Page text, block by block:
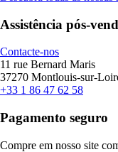
Assistência pós-
Contacte-nos
11 rue Bernard Maris
37270 Montlouis-sur-
+33 1 86 47 62 58
Pagamento seguro
Compre em nosso site